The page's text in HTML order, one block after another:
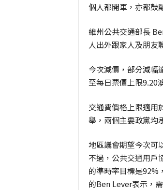
個人都開車，亦都鼓
維州公共交通部長
人出外跟家人及朋友
今次減價，部分減幅
至每日票價上限9.20
交通費價格上限適用
舉，兩個主要政黨均
地區議會期望今次可
不過，公共交通用戶
的準時率目標是92%
的Ben Lever表示，